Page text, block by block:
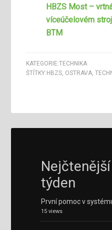
HBZS Most –
víceúčelovém
BTM
KATEGORIE:TECHNIKA
ŠTÍTKY: HBZS, OSTRAVA,
týden
První pomoc v
15 views